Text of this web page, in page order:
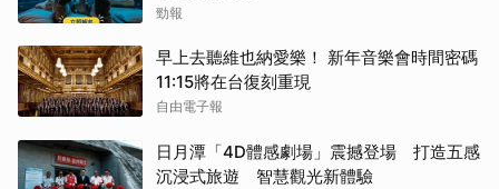
勁報
早上去聽維也納愛樂！ 新年音樂會時間密碼
11:15將在台復刻重現
自由電子報
日月潭「4D體感劇場」震撼登場 打造五感
沉浸式旅遊 智慧觀光新體驗